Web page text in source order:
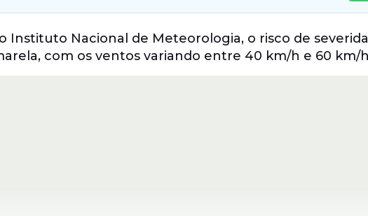
Instituto Nacional de Meteorologia, o risco de
com os ventos variando entre 40 km/h e 60 km/